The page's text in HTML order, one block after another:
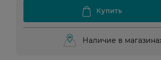
Наличие в